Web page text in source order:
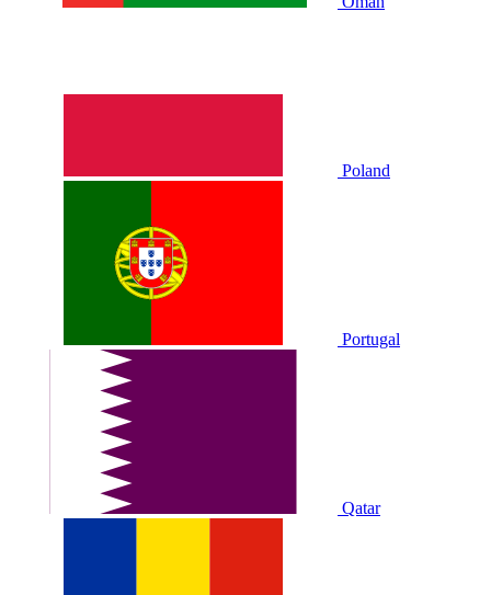
Poland
Portugal
Qatar